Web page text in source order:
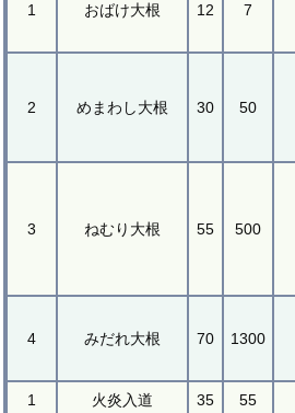
1 おばけ大根 12 7
2 めまわし大根 30 50
3 ねむり大根 55 500
4 みだれ大根 70 1300
1 火炎入道 35 55